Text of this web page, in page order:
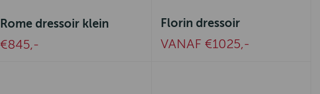
Rome dressoir klein
€845,-
Florin dressoir
VANAF €1025,-